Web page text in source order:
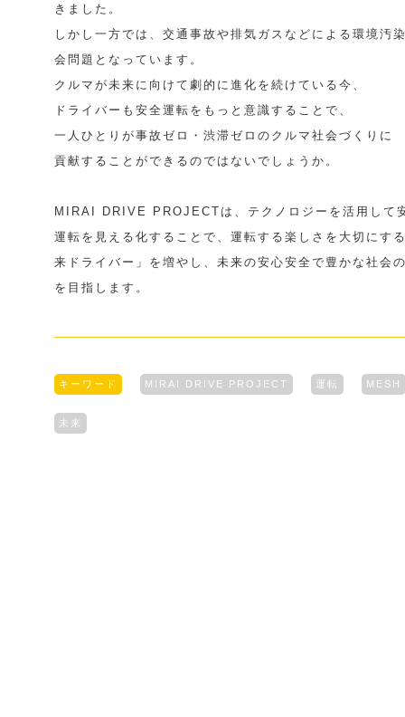
きました。
しかし一方では、交通事故や排気ガスなどによる環境汚
会問題となっています。
クルマが未来に向けて劇的に進化を続けている今、
ドライバーも安全運転をもっと意識することで、
一人ひとりが事故ゼロ・渋滞ゼロのクルマ社会づくりに
貢献することができるのではないでしょうか。
MIRAI DRIVE PROJECTは、テクノロジーを活用して
運転を見える化することで、運転する楽しさを大切にす
来ドライバー」を増やし、未来の安心安全で豊かな社会
を目指します。
キーワード MIRAI DRIVE PROJECT 運転 MESH
未来